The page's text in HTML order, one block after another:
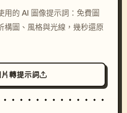
c, cyberpunk sunset, neon
colors, 8k --v 6.0
用的 AI 圖像提示詞：免費圖
構圖、風格與光線，幾秒還原
轉提示詞